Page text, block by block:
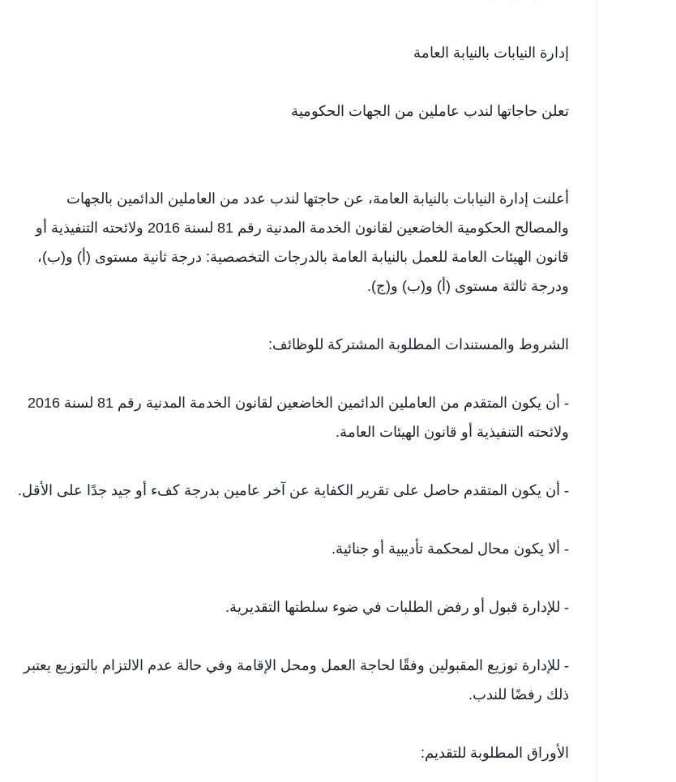
إدارة النيابات بالنيابة العامة
تعلن حاجاتها لندب عاملين من الجهات الحكومية
أعلنت إدارة النيابات بالنيابة العامة، عن حاجتها لندب عدد من العاملين الدائمين بالجهات
والمصالح الحكومية الخاضعين لقانون الخدمة المدنية رقم 81 لسنة 2016 ولائحته التنفيذية أو
قانون الهيئات العامة للعمل بالنيابة العامة بالدرجات التخصصية: درجة ثانية مستوى (أ) و(ب)،
ودرجة ثالثة مستوى (أ)​ و(ب) و(ج).
الشروط والمستندات المطلوبة المشتركة للوظائف:
- ​​أن يكون المتقدم من العاملين الدائمين الخاضعين لقانون الخدمة المدنية رقم 81 لسنة 2016
ولائحته التنفيذية أو قانون الهيئات العامة.
- ​أن يكون المتقدم​ حاصل على تقرير الكفاية عن آخر عامين بدرجة كفء أو جيد جدًا على الأقل.
- ألا يكون محال لمحكمة تأديبية أو جنائية.
- للإدارة قبول أو رفض الطلبات في ضوء سلطتها التقديرية.
- للإدارة توزيع المقبولين وفقًا لحاجة العمل ومحل الإقامة وفي حالة عدم الالتزام بالتوزيع يعتبر
ذلك رفضًا للندب.
الأوراق المطلوبة للتقديم: